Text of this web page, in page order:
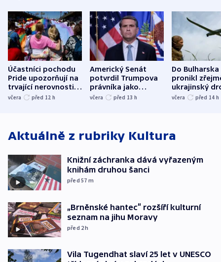
Účastníci pochodu
Pride upozorňují na
trvající nerovnosti i
společenskou
včera před 12 h
Americký Senát
potvrdil Trumpova
právníka jako
ministra
včera před 13 h
Do Bulharska
pronikl
ukrajinský
explodoval
včera před 14 h
Aktuálně z rubriky Kultura
Knižní záchranka dává vyřazeným
knihám druhou šanci
před 57 m
„Brněnské hantec“ rozšíří kulturní
seznam na jihu Moravy
před 2h
Vila Tugendhat slaví 25 let v UNESCO